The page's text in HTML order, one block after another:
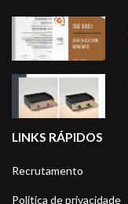
LINKS RÁPIDOS
Recrutamento
Política de privacidade